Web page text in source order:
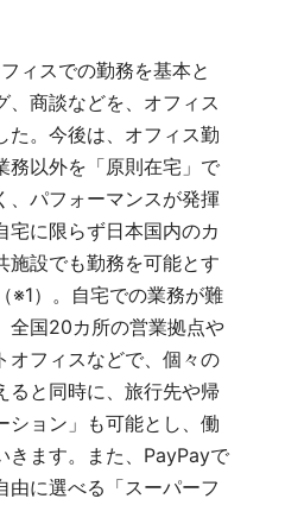
ィスでの勤務を基本と
、商談などを、オフィス
た。今後は、オフィス勤
務以外を「原則在宅」で
、パフォーマンスが発揮
宅に限らず日本国内のカ
施設でも勤務を可能とす
※1）。自宅での業務が難
全国20カ所の営業拠点や
オフィスなどで、個々の
ると同時に、旅行先や帰
ション」も可能とし、働
きます。また、PayPayで
由に選べる「スーパーフ